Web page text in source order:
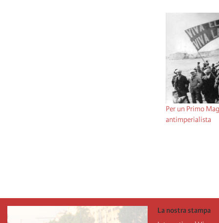
Per un Primo
antimperialista
La nostra stampa